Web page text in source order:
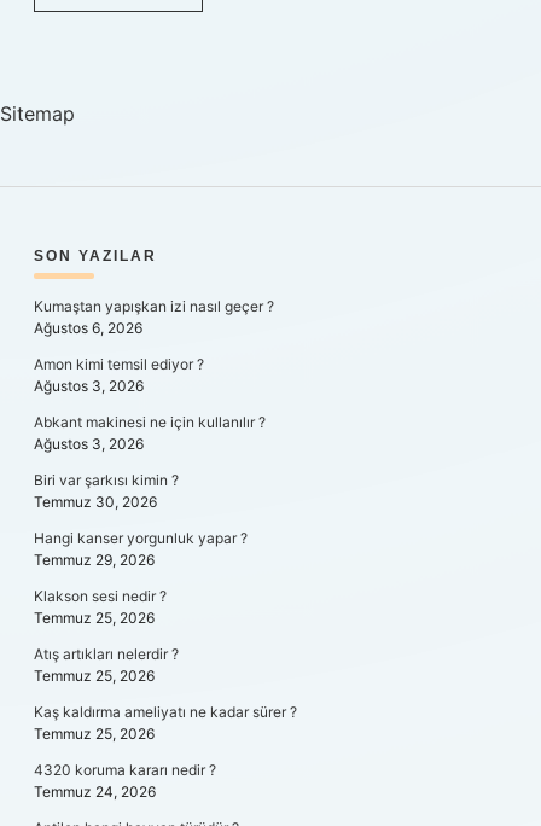
kuramı
Sitemap
SIDEBAR
SON YAZILAR
Kumaştan yapışkan izi nasıl geçer ?
Ağustos 6, 2026
Amon kimi temsil ediyor ?
Ağustos 3, 2026
Abkant makinesi ne için kullanılır ?
Ağustos 3, 2026
Biri var şarkısı kimin ?
Temmuz 30, 2026
Hangi kanser yorgunluk yapar ?
Temmuz 29, 2026
Klakson sesi nedir ?
Temmuz 25, 2026
Atış artıkları nelerdir ?
Temmuz 25, 2026
Kaş kaldırma ameliyatı ne kadar sürer ?
Temmuz 25, 2026
4320 koruma kararı nedir ?
Temmuz 24, 2026